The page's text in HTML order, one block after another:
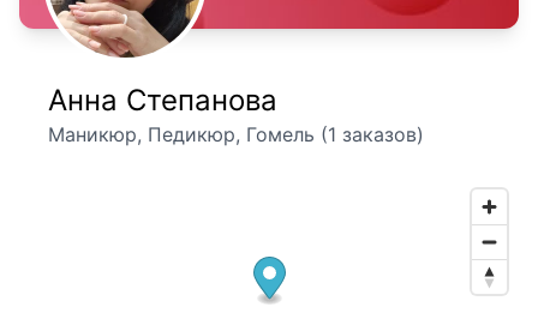
Анна Степанова
Маникюр, Педикюр, Гомель (1 заказов)